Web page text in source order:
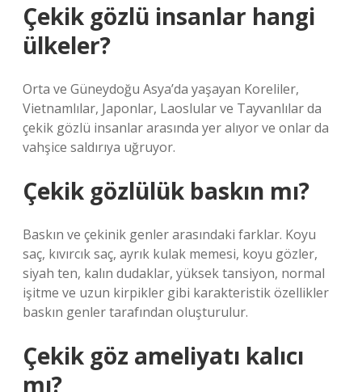
Çekik gözlü insanlar hangi
ülkeler?
Orta ve Güneydoğu Asya’da yaşayan Koreliler,
Vietnamlılar, Japonlar, Laoslular ve Tayvanlılar da
çekik gözlü insanlar arasında yer alıyor ve onlar da
vahşice saldırıya uğruyor.
Çekik gözlülük baskın mı?
Baskın ve çekinik genler arasındaki farklar. Koyu
saç, kıvırcık saç, ayrık kulak memesi, koyu gözler,
siyah ten, kalın dudaklar, yüksek tansiyon, normal
işitme ve uzun kirpikler gibi karakteristik özellikler
baskın genler tarafından oluşturulur.
Çekik göz ameliyatı kalıcı
mı?